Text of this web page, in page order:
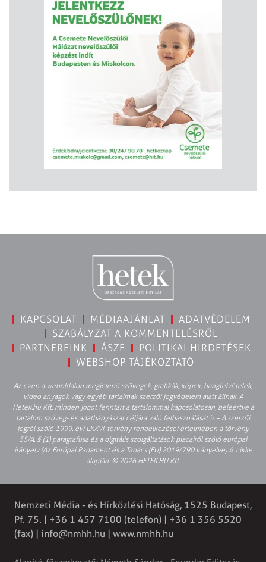
KAPCSOLAT MÉDIAAJÁNLAT
ADATVÉDELEM
SZABÁLYZAT A KOMMENTELÉSRŐL
PARTNEREINK
ÁSZF
POLITIKAI HIRDETÉSEK
WEBSHOP TÁJÉKOZTATÓ
Az ezen a weboldalon megjelenő szövegek, grafikák, képek, hangfelvételek,
video anyagok vagy egyéb tartalmak szerzői jogvédelem alatt állnak. A
Hetek.hu Kft. minden jogot fenntart a tartalommal kapcsolatosan, beleértve a
tartalom szöveg- és adatbányászat céljára való felhasználását is – A szerzői
jogról szóló 1999. évi LXXVI. törvény rendelkezései értelmében a törvény
35/A. § (1) paragrafusa és a digitális szolgáltatások piacairól szóló európai
irányelv (Az Európai Parlament és a Tanács (EU) 2019/790 Irányelve) 4. cikke
alapján. © 2026 HETEK.HU Kft.
Nemzeti Média - és Hírközlési Hatóság, 1525 Budapest,
Pf. 75. | +36 1 457 7100 (telefon) | +36 1 356 5520
(fax) | info@nmhh.hu | www.nmhh.hu